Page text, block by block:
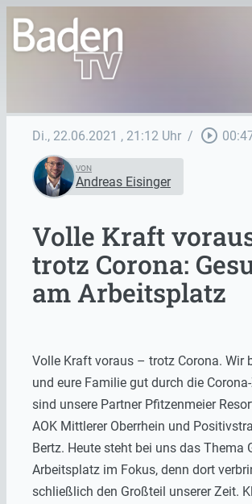
Di., 22.06.2021 , 21:12 Uhr / play_circle_outline
VON
Andreas Eisinger
Volle Kraft
trotz Corona:
am Arbeitsplatz
Volle Kraft voraus – trotz Corona. Wir
und eure Familie gut durch die
sind unsere Partner Pfitzenmeier
AOK Mittlerer Oberrhein und
Bertz. Heute steht bei uns das Thema
Arbeitsplatz im Fokus, denn dort
schließlich den Großteil unserer Zeit.